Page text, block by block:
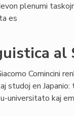
plenumi
es
al
Comincini
studoj en
universitato kaj